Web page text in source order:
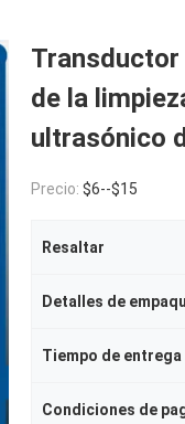
de la
ultrasónico
Precio: $6--$15
Resaltar
Detalles de
Tiempo de entrega
Condiciones de